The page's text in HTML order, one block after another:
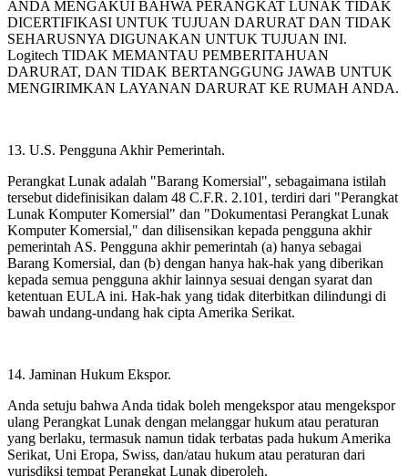
ANDA MENGAKUI BAHWA PERANGKAT LUNAK TIDAK
DICERTIFIKASI UNTUK TUJUAN DARURAT DAN TIDAK
SEHARUSNYA DIGUNAKAN UNTUK TUJUAN INI.
Logitech TIDAK MEMANTAU PEMBERITAHUAN
DARURAT, DAN TIDAK BERTANGGUNG JAWAB UNTUK
MENGIRIMKAN LAYANAN DARURAT KE RUMAH ANDA.
13. U.S. Pengguna Akhir Pemerintah.
Perangkat Lunak adalah "Barang Komersial", sebagaimana istilah
tersebut didefinisikan dalam 48 C.F.R. 2.101, terdiri dari "Perangkat
Lunak Komputer Komersial" dan "Dokumentasi Perangkat Lunak
Komputer Komersial," dan dilisensikan kepada pengguna akhir
pemerintah AS. Pengguna akhir pemerintah (a) hanya sebagai
Barang Komersial, dan (b) dengan hanya hak-hak yang diberikan
kepada semua pengguna akhir lainnya sesuai dengan syarat dan
ketentuan EULA ini. Hak-hak yang tidak diterbitkan dilindungi di
bawah undang-undang hak cipta Amerika Serikat.
14. Jaminan Hukum Ekspor.
Anda setuju bahwa Anda tidak boleh mengekspor atau mengekspor
ulang Perangkat Lunak dengan melanggar hukum atau peraturan
yang berlaku, termasuk namun tidak terbatas pada hukum Amerika
Serikat, Uni Eropa, Swiss, dan/atau hukum atau peraturan dari
yurisdiksi tempat Perangkat Lunak diperoleh.